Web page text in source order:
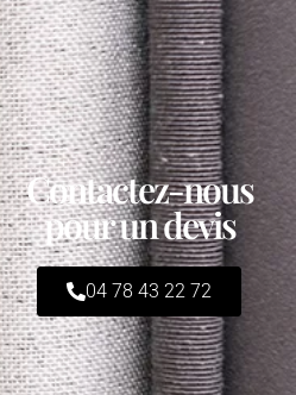
Contactez-nous
pour un devis
04 78 43 22 72